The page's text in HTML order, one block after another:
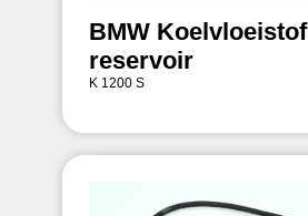
BMW Koelvloeistof
reservoir
K 1200 S